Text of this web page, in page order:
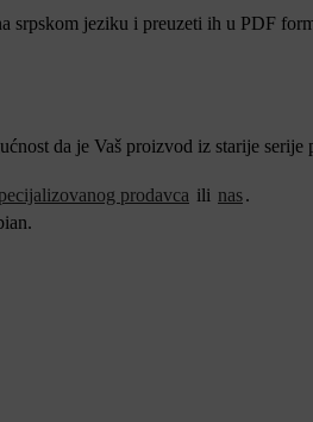
srpskom jeziku i preuzeti ih u PDF
da je Vaš proizvod iz starije
prodavca ili nas.